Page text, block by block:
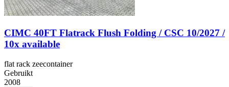
CIMC 40FT Flatrack Flush Folding / CSC 10/2027 /
10x available
flat rack zeecontainer
Gebruikt
2008